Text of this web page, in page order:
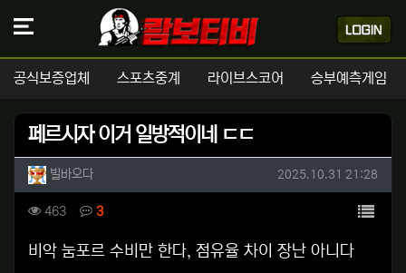
공식보증업체 스포츠중계 라이브스코어 승부예측게임
페르시자 이거 일방적이네 ㄷㄷ
작성자 정보
빌바오다작성 작성일
2025.10.31 21:28
컨텐츠 정보
463조회 3댓글 목록
본문
비악 눔포르 수비만 한다, 점유율 차이 장난 아니다